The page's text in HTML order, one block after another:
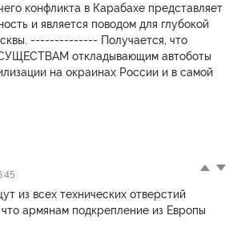
конфликта в Карабахе представляет
и является поводом для глубокой
-------------- Получается, что
откладывающим автоботы
на окраинах России и в самой
из всех технических отверстий
армянам подкрепление из Европы